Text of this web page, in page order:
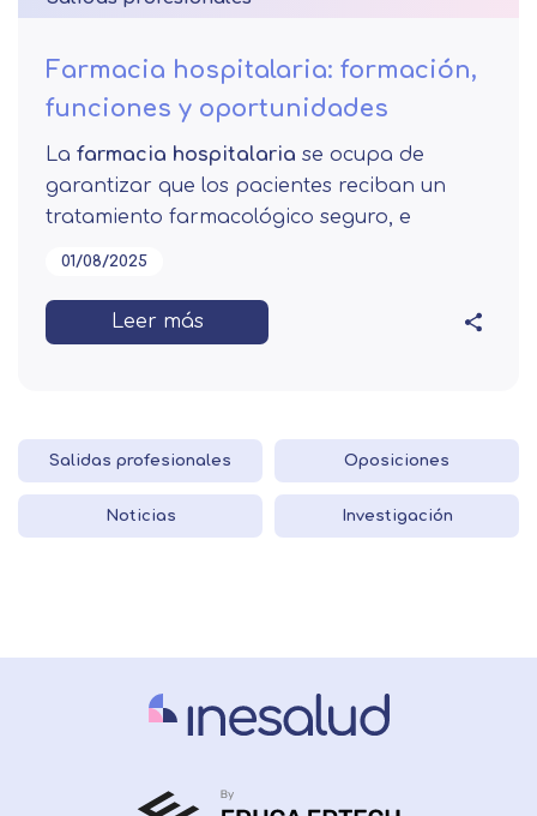
Farmacia hospitalaria: formación,
funciones y oportunidades
La farmacia hospitalaria se ocupa de
garantizar que los pacientes reciban un
tratamiento farmacológico seguro, e
01/08/2025
Leer más
Salidas profesionales Oposiciones
Noticias Investigación